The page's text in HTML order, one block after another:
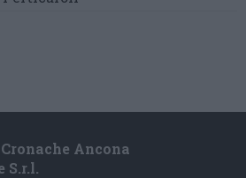
Ancona
S.r.l.